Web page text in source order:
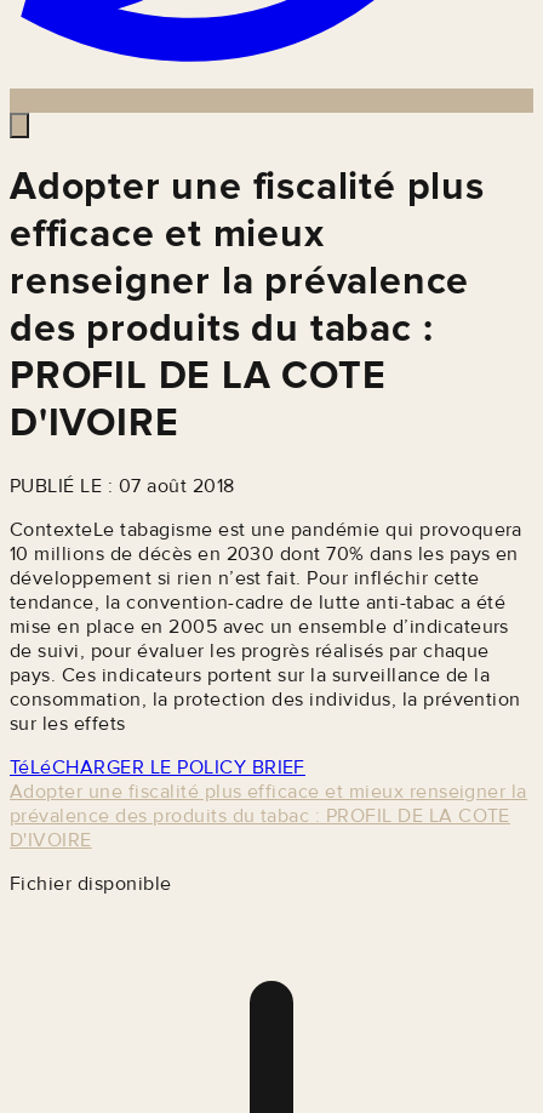
Adopter une fiscalité plus
efficace et mieux
renseigner la prévalence
des produits du tabac :
PROFIL DE LA COTE
D'IVOIRE
PUBLIÉ LE : 07 août 2018
ContexteLe tabagisme est une pandémie qui provoquera
10 millions de décès en 2030 dont 70% dans les pays en
développement si rien n’est fait. Pour infléchir cette
tendance, la convention-cadre de lutte anti-tabac a été
mise en place en 2005 avec un ensemble d’indicateurs
de suivi, pour évaluer les progrès réalisés par chaque
pays. Ces indicateurs portent sur la surveillance de la
consommation, la protection des individus, la prévention
sur les effets
TéLéCHARGER LE POLICY BRIEF
Adopter une fiscalité plus efficace et mieux renseigner la
prévalence des produits du tabac : PROFIL DE LA COTE
D'IVOIRE
Fichier disponible